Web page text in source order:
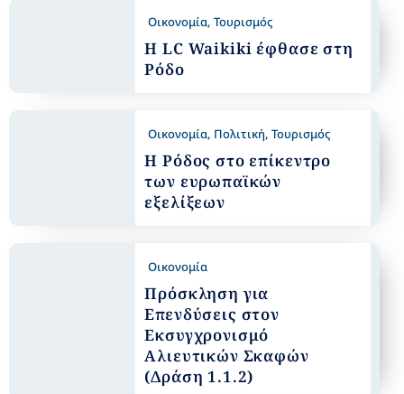
Οικονομία,Τουρισμός
Η LC Waikiki έφθασε στη
Ρόδο
Οικονομία, Πολιτική,Τουρισμός
Η Ρόδος στο επίκεντρο
των ευρωπαϊκών
εξελίξεων
Οικονομία
Πρόσκληση για
Επενδύσεις στον
Εκσυγχρονισμό
Αλιευτικών Σκαφών
(Δράση 1.1.2)